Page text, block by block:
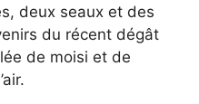
deux seaux et des
du récent dégât
de moisi et de